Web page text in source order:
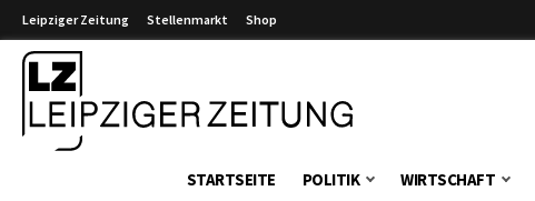
Leipziger Zeitung Stellenmarkt Shop
STARTSEITE POLITIK WIRTSCHAFT